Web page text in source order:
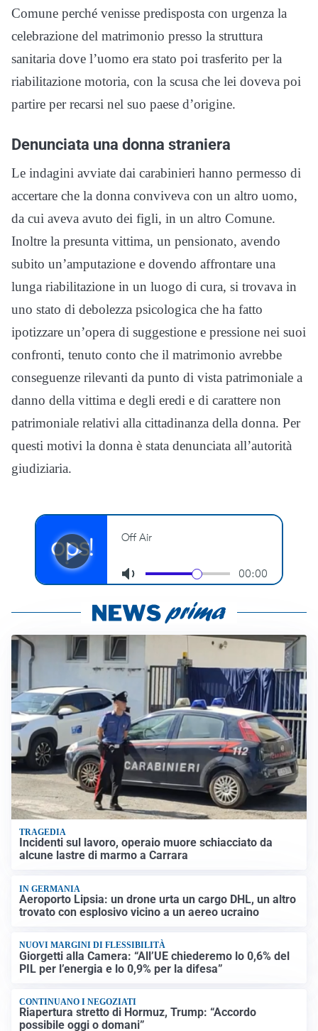
Comune perché venisse predisposta con urgenza la
celebrazione del matrimonio presso la struttura
sanitaria dove l’uomo era stato poi trasferito per la
riabilitazione motoria, con la scusa che lei doveva poi
partire per recarsi nel suo paese d’origine.
Denunciata una donna straniera
Le indagini avviate dai carabinieri hanno permesso di
accertare che la donna conviveva con un altro uomo,
da cui aveva avuto dei figli, in un altro Comune.
Inoltre la presunta vittima, un pensionato, avendo
subito un’amputazione e dovendo affrontare una
lunga riabilitazione in un luogo di cura, si trovava in
uno stato di debolezza psicologica che ha fatto
ipotizzare un’opera di suggestione e pressione nei suoi
confronti, tenuto conto che il matrimonio avrebbe
conseguenze rilevanti da punto di vista patrimoniale a
danno della vittima e degli eredi e di carattere non
patrimoniale relativi alla cittadinanza della donna. Per
questi motivi la donna è stata denunciata all’autorità
giudiziaria.
TRAGEDIA
Incidenti sul lavoro, operaio muore schiacciato da
alcune lastre di marmo a Carrara
IN GERMANIA
Aeroporto Lipsia: un drone urta un cargo DHL, un altro
trovato con esplosivo vicino a un aereo ucraino
NUOVI MARGINI DI FLESSIBILITÀ
Giorgetti alla Camera: “All’UE chiederemo lo 0,6% del
PIL per l’energia e lo 0,9% per la difesa”
CONTINUANO I NEGOZIATI
Riapertura stretto di Hormuz, Trump: “Accordo
possibile oggi o domani”